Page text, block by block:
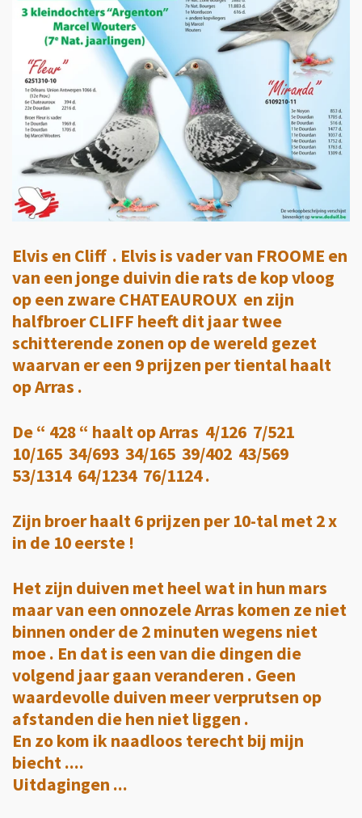
Elvis en Cliff . Elvis is vader van FROOME en
van een jonge duivin die rats de kop vloog
op een zware CHATEAUROUX en zijn
halfbroer CLIFF heeft dit jaar twee
schitterende zonen op de wereld gezet
waarvan er een 9 prijzen per tiental haalt
op Arras .
De “ 428 “ haalt op Arras 4/126 7/521
10/165 34/693 34/165 39/402 43/569
53/1314 64/1234 76/1124 .
Zijn broer haalt 6 prijzen per 10-tal met 2 x
in de 10 eerste !
Het zijn duiven met heel wat in hun mars
maar van een onnozele Arras komen ze niet
binnen onder de 2 minuten wegens niet
moe . En dat is een van die dingen die
volgend jaar gaan veranderen . Geen
waardevolle duiven meer verprutsen op
afstanden die hen niet liggen .
En zo kom ik naadloos terecht bij mijn
biecht ....
Uitdagingen ...